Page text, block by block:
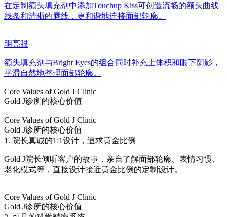
在定制额头填充剂中添加Touchup Kiss可创造流畅的额头曲线
线条和清晰的唇线，更和谐地连接面部轮廓。
明亮眼
额头填充剂与Bright Eyes的组合同时补充上体积和眼下阴影，
平滑自然地整理面部轮廓。
Core Values of Gold J Clinic
Gold J诊所的核心价值
Core Values of Gold J Clinic
Gold J诊所的核心价值
1. 院长真诚的1:1设计，追求黄金比例
Gold J院长倾听客户的故事，亲自了解面部轮廓、表情习惯、
老化模式等，直接设计接近黄金比例的定制设计。
Core Values of Gold J Clinic
Gold J诊所的核心价值